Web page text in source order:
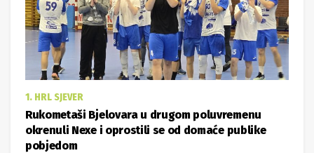
1. HRL SJEVER
Rukometaši Bjelovara u drugom poluvremenu
okrenuli Nexe i oprostili se od domaće publike
pobjedom